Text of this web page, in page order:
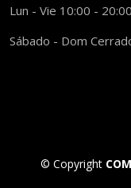
Lun - Vie 10:00 - 20:00
Sábado - Dom
© Copyright